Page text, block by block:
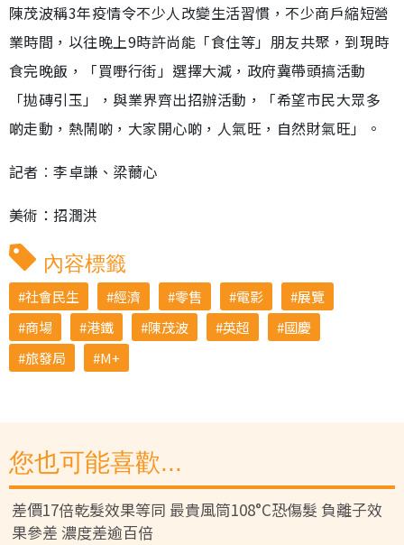
陳茂波稱3年疫情令不少人改變生活習慣，不少商戶縮短營
業時間，以往晚上9時許尚能「食住等」朋友共聚，到現時
食完晚飯，「買嘢行街」選擇大減，政府冀帶頭搞活動
「拋磚引玉」，與業界齊出招辦活動，「希望市民大眾多
啲走動，熱鬧啲，大家開心啲，人氣旺，自然財氣旺」。
記者︰李卓謙、梁薾心
美術：招潤洪
內容標籤
社會民生 經濟 零售 電影
展覽
商場
港鐵 陳茂波 英超
國慶
旅發局
M+
您也可能喜歡...
差價17倍乾髮效果等同 最貴風筒108°C恐傷髮 負離子效
果參差 濃度差逾百倍